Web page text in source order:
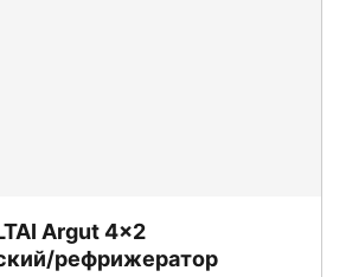
Аrgut 4x2
рефрижератор